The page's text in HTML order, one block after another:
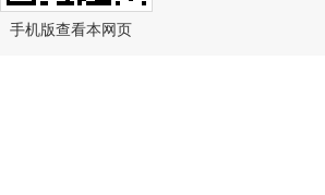
手机版查看本网页